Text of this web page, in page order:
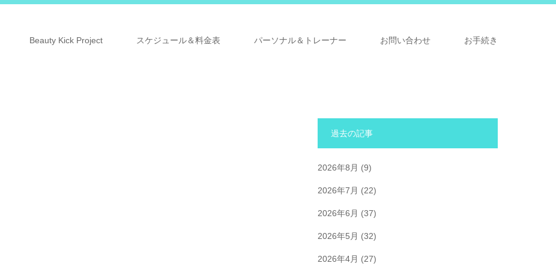
Beauty Kick Project スケジュール＆料金表 パーソナル＆トレーナー お問い合わせ お手続き
過去の記事
2026年8月 (9)
2026年7月 (22)
2026年6月 (37)
2026年5月 (32)
2026年4月 (27)